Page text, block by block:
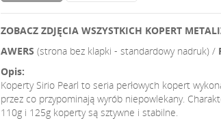
ZOBACZ ZDJĘCIA WSZYSTKICH KOPERT
AWERS (strona bez klapki - standardowy nadruk) /
Opis:
Koperty Sirio Pearl to seria perłowych kopert
przez co przypominają wyrób niepowlekany.
110g i 125g koperty są sztywne i